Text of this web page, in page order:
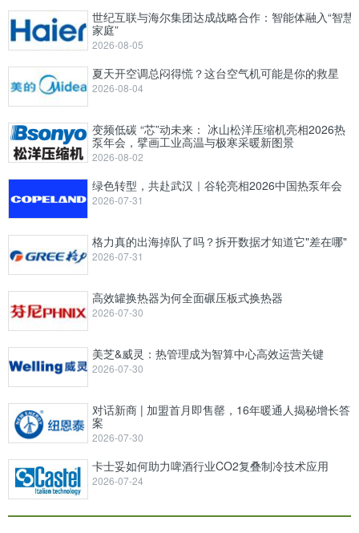
世纪互联与海尔集团达成战略合作：智能体融入“智慧
家庭”
2026-08-05
夏天开空调总闷得慌？这台空气机可能是你的救星
2026-08-04
变频低碳 “芯”动未来： 冰山松洋压缩机亮相2026热
泵年会，擘画工业高温与极寒采暖新图景
2026-08-02
绿色转型，共赴武汉｜谷轮亮相2026中国热泵年会
2026-07-31
格力真的出海掉队了吗？拆开数据才知道它"差在哪"
2026-07-31
高效罐换热器为何全面碾压板式换热器
2026-07-30
美芝&威灵：热管理成为智算中心高效运营关键
2026-07-30
对话新商 | 加盟首月即售罄，16年暖通人揭秘增长答
案
2026-07-30
卡士妥如何助力啤酒行业CO2复叠制冷技术应用
2026-07-24